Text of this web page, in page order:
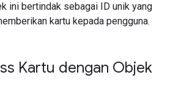
ini bertindak sebagai ID unik yang
kartu kepada pengguna.
Kartu dengan Objek